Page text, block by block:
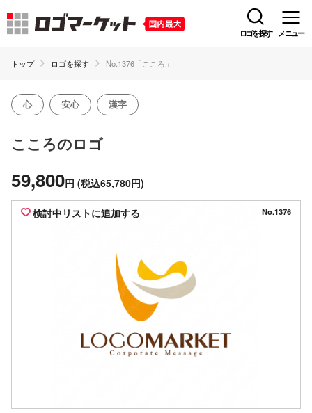
ロゴを探す メニュー
トップ ロゴを探す No.1376「こころ」
心 安心 漢字
こころのロゴ
59,800円 (税込65,780円)
検討中リストに追加する No.1376